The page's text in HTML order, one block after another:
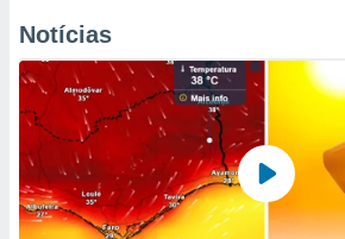
Notícias